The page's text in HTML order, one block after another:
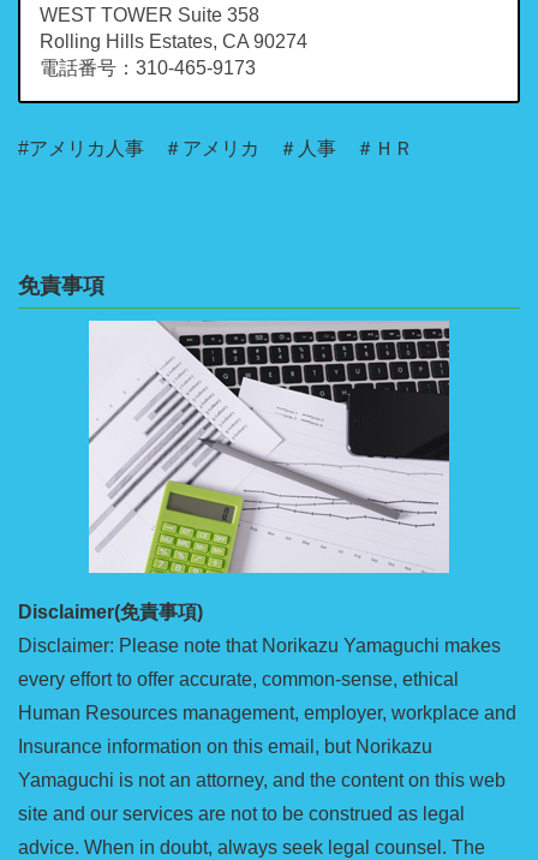
WEST TOWER Suite 358
Rolling Hills Estates, CA 90274
電話番号：310-465-9173
#アメリカ人事 ＃アメリカ ＃人事 ＃ＨＲ
免責事項
Disclaimer(免責事項)
Disclaimer: Please note that Norikazu Yamaguchi makes
every effort to offer accurate, common-sense, ethical
Human Resources management, employer, workplace and
Insurance information on this email, but Norikazu
Yamaguchi is not an attorney, and the content on this web
site and our services are not to be construed as legal
advice. When in doubt, always seek legal counsel. The